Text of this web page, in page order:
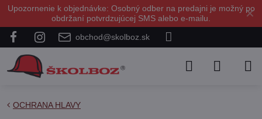
✕
Upozornenie k objednávke: Osobný odber na predajni je možný po
obdržaní potvrdzujúcej SMS alebo e-mailu.
obchod@skolboz.sk
OCHRANA HLAVY